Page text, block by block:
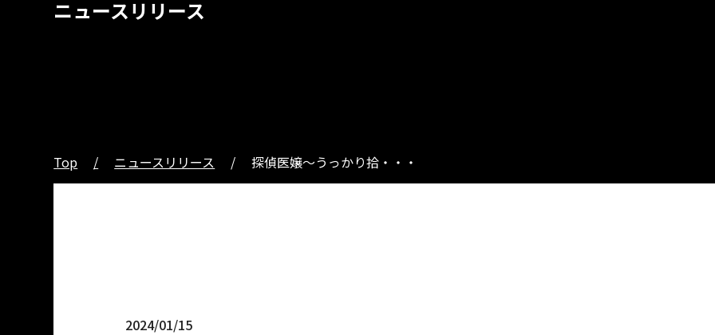
ニュースリリース
Top ニュースリリース 探偵医嬢～うっかり拾・・・
2024/01/15